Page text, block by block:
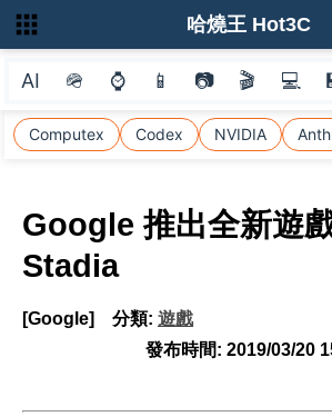
AI 🪖 ⌚ 📱 📷 🎬 💻
Computex Codex NVIDIA
哈燒王 Hot3C
Google 推出全新遊
Stadia
[Google] 分類: 遊戲
發布時間: 2019/03/20